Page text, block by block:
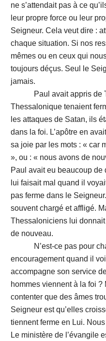
ne s’attendait pas à ce
leur propre force ou leur
Seigneur. Cela veut dire :
chaque situation. Si nos
mêmes ou en ceux qui
toujours déçus. Seul le
jamais.
Paul avait appris de
Thessalonique tenaient
les attaques de Satan, ils
dans la foi. L’apôtre en
sa joie par les mots : « car
», ou : « nous avons de
Paul avait eu beaucoup
lui faisait mal quand il
pas ferme dans le
souvent chargé et affligé.
Thessaloniciens lui
de nouveau.
N’est-ce pas pour
encouragement quand il
accompagne son service
hommes viennent à la foi
contenter que des âmes
Seigneur est qu’elles
tiennent ferme en Lui.
Le ministère de l’évangile